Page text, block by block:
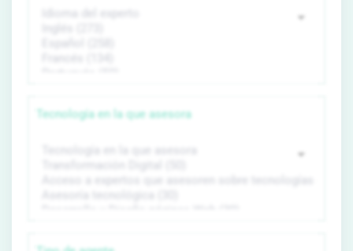
Tecnología en la que asesora